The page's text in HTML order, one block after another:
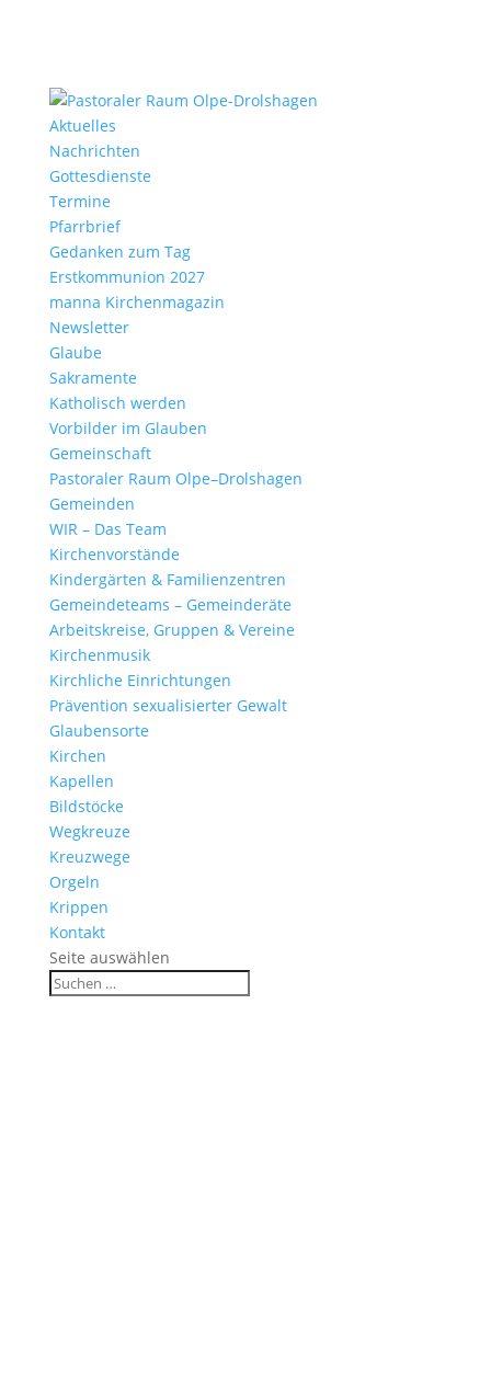
Aktu­elles
Nach­richten
Gottes­dienste
Termine
Pfarr­brief
Gedanken zum Tag
Erst­kom­mu­nion 2027
manna Kirchen­ma­gazin
News­letter
Glaube
Sakra­mente
Katho­lisch werden
Vorbilder im Glauben
Gemein­schaft
Pasto­raler Raum Olpe–Drolshagen
Gemeinden
WIR – Das Team
Kirchen­vor­stände
Kinder­gärten & Familienzentren
Gemein­de­teams – Gemeinderäte
Arbeits­kreise, Gruppen & Vereine
Kirchen­musik
Kirch­liche Einrichtungen
Präven­tion sexua­li­sierter Gewalt
Glau­ben­s­orte
Kirchen
Kapellen
Bild­stöcke
Wegkreuze
Kreuz­wege
Orgeln
Krippen
Kontakt
Seite auswählen